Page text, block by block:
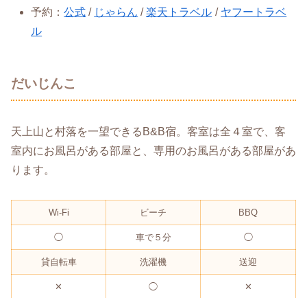
予約：公式 / じゃらん /楽天トラベル / ヤフートラベ
ル
だいじんこ
天上山と村落を一望できるB&B宿。客室は全４室で、客
室内にお風呂がある部屋と、専用のお風呂がある部屋があ
ります。
Wi-Fi ビーチ BBQ
◯ 車で５分 ◯
貸自転車 洗濯機 送迎
✕ ◯ ✕